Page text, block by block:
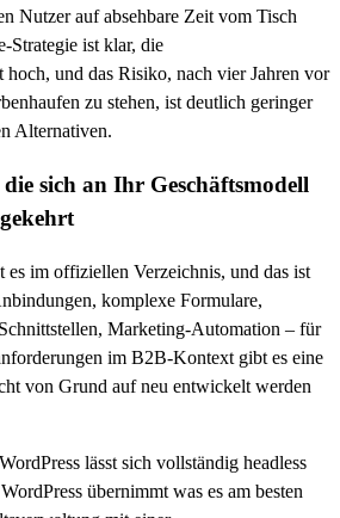
Nutzer auf absehbare Zeit vom Tisch
Strategie ist klar, die
und das Risiko, nach vier Jahren vor
zu stehen, ist deutlich geringer
Alternativen.
sich an Ihr Geschäftsmodell
im offiziellen Verzeichnis, und das ist
komplexe Formulare,
Marketing-Automation – für
im B2B-Kontext gibt es eine
von Grund auf neu entwickelt werden
lässt sich vollständig headless
übernimmt was es am besten